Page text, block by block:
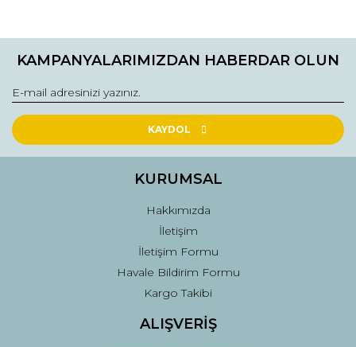
KAMPANYALARIMIZDAN HABERDAR OLUN
KAYDOL
KURUMSAL
Hakkımızda
İletişim
İletişim Formu
Havale Bildirim Formu
Kargo Takibi
ALIŞVERİŞ